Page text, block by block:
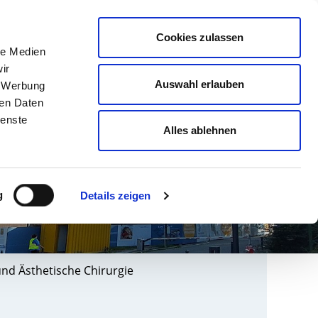
Medien
Daten
Details zeigen
Cookies zulassen
Auswahl erlauben
Alles ablehnen
Leichte Sprache Kontrast
GESUNDHEIT NORD Suche
Ästhetische Chirurgie